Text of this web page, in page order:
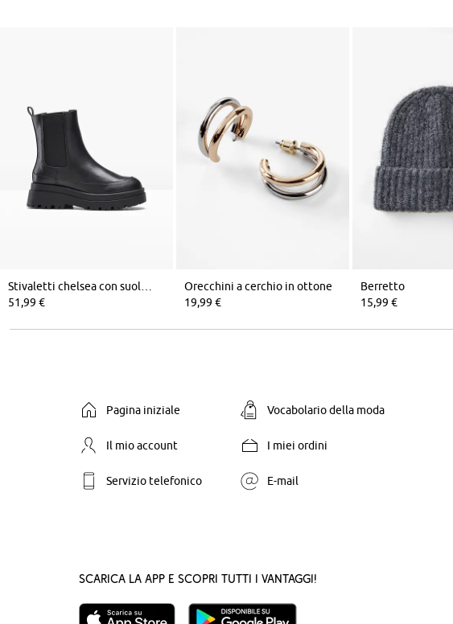
51,99 €
Orecchini a cerchio in ottone
19,99 €
Berretto
15,99 €
Pagina iniziale Vocabolario della moda
Il mio account I miei ordini
Servizio telefonico E-mail
Scarica la App e scopri tutti i vantaggi!